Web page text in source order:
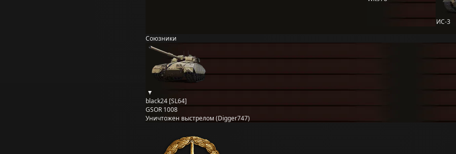
ИС-3
Союзники
black24 [SL64]
GSOR 1008
Уничтожен выстрелом (Digger747)